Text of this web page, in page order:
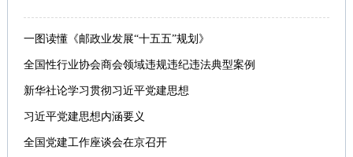
一图读懂《邮政业发展“十五五”规划》
全国性行业协会商会领域违规违纪违法典型案例
新华社论学习贯彻习近平党建思想
习近平党建思想内涵要义
全国党建工作座谈会在京召开